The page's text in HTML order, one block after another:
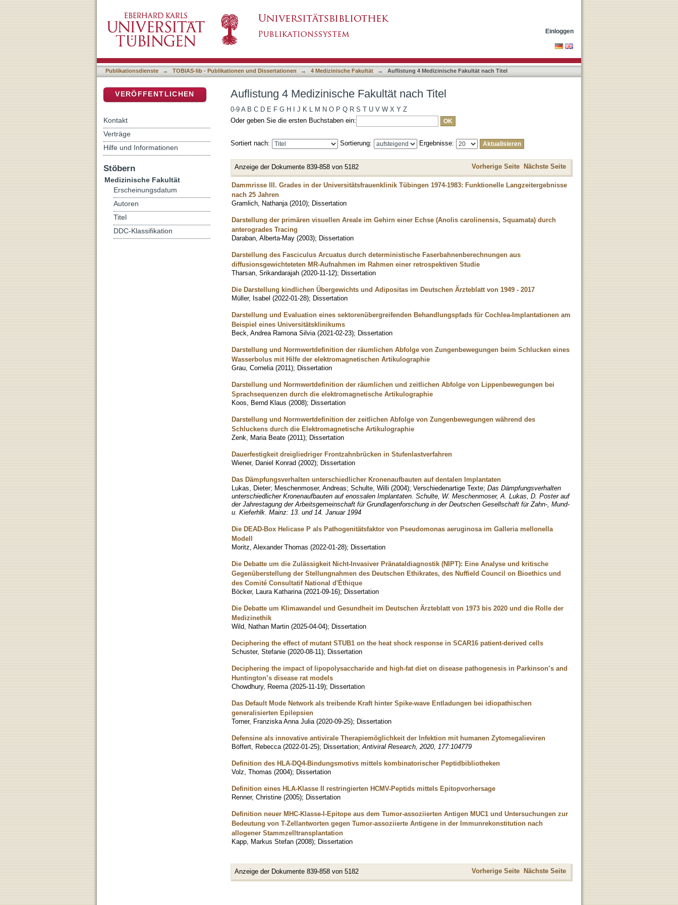
Einloggen
Publikationsdienste → TOBIAS-lib - Publikationen und Dissertationen → 4 Medizinische Fakultät → Auflistung 4 Medizinische Fakultät nach Titel
Auflistung 4 Medizinische Fakultät nach Titel
0-9 A B C D E F G H J K L M N O P Q R S T U V W X Y Z
Oder geben Sie die ersten Buchstaben ein:
Sortiert nach: Sortierung: Ergebnisse:
Anzeige der Dokumente 839-858 von 5182 Vorherige Seite Nächste Seite
Dammrisse III. Grades in der Universitätsfrauenklinik Tübingen 1974-1983: Funktionelle Langzeitergebnisse
nach 25 Jahren
Gramlich, Nathanja (2010); Dissertation
Darstellung der primären visuellen Areale im Gehirn einer Echse (Anolis carolinensis, Squamata) durch
anterogrades Tracing
Daraban, Alberta-May (2003); Dissertation
Darstellung des Fasciculus Arcuatus durch deterministische Faserbahnenberechnungen aus
diffusionsgewichteteten MR-Aufnahmen im Rahmen einer retrospektiven Studie
Tharsan, Srikandarajah (2020-11-12); Dissertation
Die Darstellung kindlichen Übergewichts und Adipositas im Deutschen Ärzteblatt von 1949 - 2017
Müller, Isabel (2022-01-28); Dissertation
Darstellung und Evaluation eines sektorenübergreifenden Behandlungspfads für Cochlea-Implantationen am
Beispiel eines Universitätsklinikums
Beck, Andrea Ramona Silvia (2021-02-23); Dissertation
Darstellung und Normwertdefinition der räumlichen Abfolge von Zungenbewegungen beim Schlucken eines
Wasserbolus mit Hilfe der elektromagnetischen Artikulographie
Grau, Cornelia (2011); Dissertation
Darstellung und Normwertdefinition der räumlichen und zeitlichen Abfolge von Lippenbewegungen bei
Sprachsequenzen durch die elektromagnetische Artikulographie
Koos, Bernd Klaus (2008); Dissertation
Darstellung und Normwertdefinition der zeitlichen Abfolge von Zungenbewegungen während des
Schluckens durch die Elektromagnetische Artikulographie
Zenk, Maria Beate (2011); Dissertation
Dauerfestigkeit dreigliedriger Frontzahnbrücken in Stufenlastverfahren
Wiener, Daniel Konrad (2002); Dissertation
Das Dämpfungsverhalten unterschiedlicher Kronenaufbauten auf dentalen Implantaten
Lukas, Dieter; Meschenmoser, Andreas; Schulte, Willi (2004); Verschiedenartige Texte; Das Dämpfungsverhalten
unterschiedlicher Kronenaufbauten auf enossalen Implantaten. Schulte, W. Meschenmoser, A. Lukas, D. Poster auf
der Jahrestagung der Arbeitsgemeinschaft für Grundlagenforschung in der Deutschen Gesellschaft für Zahn-, Mund-
u. Kieferhlk. Mainz: 13. und 14. Januar 1994
Die DEAD-Box Helicase P als Pathogenitätsfaktor von Pseudomonas aeruginosa im Galleria mellonella
Modell
Moritz, Alexander Thomas (2022-01-28); Dissertation
Die Debatte um die Zulässigkeit Nicht-Invasiver Pränataldiagnostik (NIPT): Eine Analyse und kritische
Gegenüberstellung der Stellungnahmen des Deutschen Ethikrates, des Nuffield Council on Bioethics und
des Comité Consultatif National d'Éthique
Böcker, Laura Katharina (2021-09-16); Dissertation
Die Debatte um Klimawandel und Gesundheit im Deutschen Ärzteblatt von 1973 bis 2020 und die Rolle der
Medizinethik
Wild, Nathan Martin (2025-04-04); Dissertation
Deciphering the effect of mutant STUB1 on the heat shock response in SCAR16 patient-derived cells
Schuster, Stefanie (2020-08-11); Dissertation
Deciphering the impact of lipopolysaccharide and high-fat diet on disease pathogenesis in Parkinson’s and
Huntington’s disease rat models
Chowdhury, Reema (2025-11-19); Dissertation
Das Default Mode Network als treibende Kraft hinter Spike-wave Entladungen bei idiopathischen
generalisierten Epilepsien
Torner, Franziska Anna Julia (2020-09-25); Dissertation
Defensine als innovative antivirale Therapiemöglichkeit der Infektion mit humanen Zytomegalieviren
Böffert, Rebecca (2022-01-25); Dissertation; Antiviral Research, 2020, 177:104779
Definition des HLA-DQ4-Bindungsmotivs mittels kombinatorischer Peptidbibliotheken
Volz, Thomas (2004); Dissertation
Definition eines HLA-Klasse II restringierten HCMV-Peptids mittels Epitopvorhersage
Renner, Christine (2005); Dissertation
Definition neuer MHC-Klasse-I-Epitope aus dem Tumor-assoziierten Antigen MUC1 und Untersuchungen zur
Bedeutung von T-Zellantworten gegen Tumor-assoziierte Antigene in der Immunrekonstitution nach
allogener Stammzelltransplantation
Kapp, Markus Stefan (2008); Dissertation
Anzeige der Dokumente 839-858 von 5182 Vorherige Seite Nächste Seite
VERÖFFENTLICHEN
Kontakt
Verträge
Hilfe und Informationen
Stöbern
Medizinische Fakultät
Erscheinungsdatum
Autoren
Titel
DDC-Klassifikation